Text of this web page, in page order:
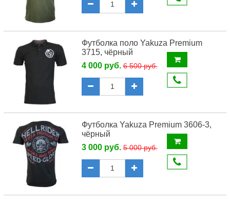
Футболка поло Yakuza Premium
3715, чёрный
4 000 руб.6 500 руб.
Футболка Yakuza Premium 3606-3,
чёрный
3 000 руб.5 000 руб.